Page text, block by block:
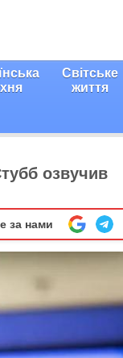
Світське
життя
озвучив
за нами